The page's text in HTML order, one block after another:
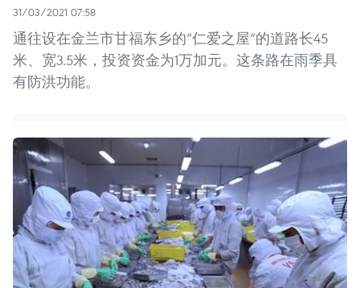
31/03/2021 07:58
通往设在金兰市甘福东乡的“仁爱之屋”的道路长45
米、宽3.5米，投资资金为1万加元。这条路在雨季具
有防洪功能。